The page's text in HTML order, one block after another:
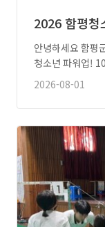
2026 함평청
안녕하세요 함평군청소년
2026-08-01